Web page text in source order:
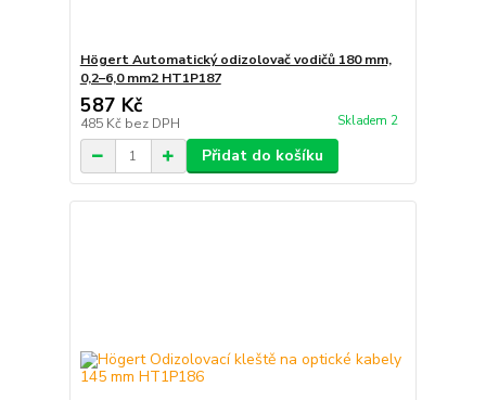
Högert Automatický odizolovač vodičů 180 mm,
0,2–6,0 mm2 HT1P187
587 Kč
485 Kč bez DPH Skladem 2
Přidat do košíku